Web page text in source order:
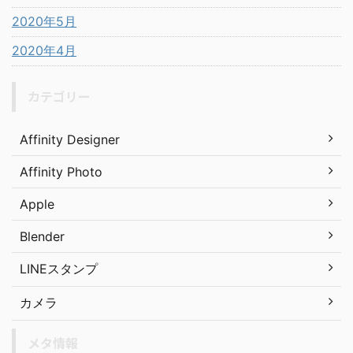
2020年5月
2020年4月
Affinity Designer
Affinity Photo
Apple
Blender
LINEスタンプ
カメラ